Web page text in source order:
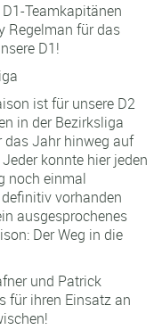
Teamkapitänen
Regelman für das
D1!
ist für unsere D2
in der Bezirksliga
das Jahr hinweg auf
konnte hier jeden
noch einmal
vorhanden
ausgesprochenes
Der Weg in die
und Patrick
für ihren Einsatz an